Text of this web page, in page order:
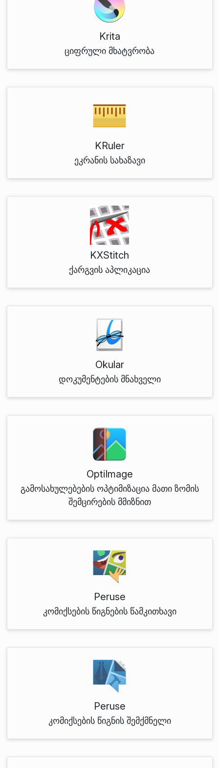
Krita
ციფრული მხატვრობა
KRuler
ეკრანის სახაზავი
KXStitch
ქარგვის აპლიკაცია
Okular
დოკუმენტების მნახველი
OptiImage
გამოსახულებების ოპტიმიზაცია მათი ზომის
შემცირების მმიზნით
Peruse
კომიქსების წიგნების წამკითხავი
Peruse
კომიქსების წიგნის შემქმნელი